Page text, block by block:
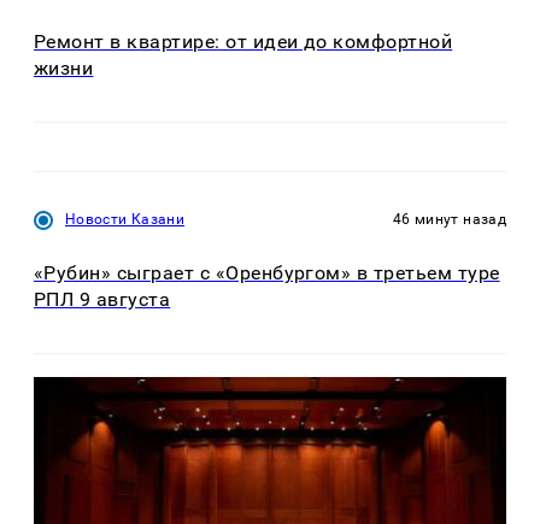
Ремонт в квартире: от идеи до комфортной
жизни
Новости Казани 46 минут назад
«Рубин» сыграет с «Оренбургом» в третьем туре
РПЛ 9 августа